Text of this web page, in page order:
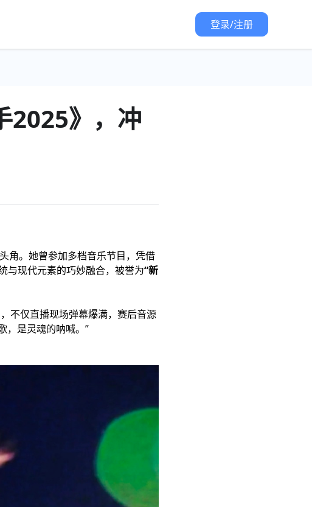
登录/注册
2025》，冲
角。她曾参加多档音乐节目，凭借
与现代元素的巧妙融合，被誉为“新
不仅直播现场弹幕爆满，赛后音源
，是灵魂的呐喊。”